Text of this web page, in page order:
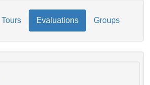
Tours Evaluations Groups